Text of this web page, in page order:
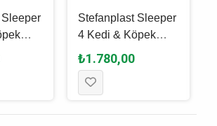
80.5
Stefanplast Sleeper
4 Kedi & Köpek
Yatağı Mavi 88 x 62
x 35.5 Cm
₺1.780,00